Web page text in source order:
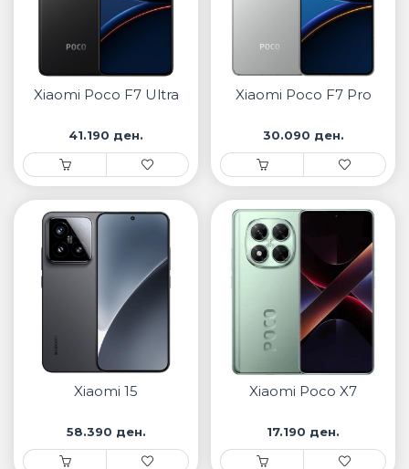
Xiaomi Poco F7 Ultra
41.190 ден.
Xiaomi Poco F7 Pro
30.090 ден.
Xiaomi 15
58.390 ден.
Xiaomi Poco X7
17.190 ден.